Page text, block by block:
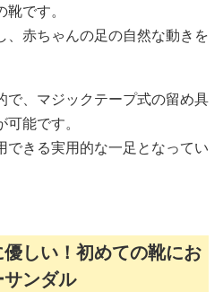
です。
、赤ちゃんの足の自然な動きを
で、マジックテープ式の留め具
能です。
できる実用的な一足となってい
しい！初めての靴にお
ンダル